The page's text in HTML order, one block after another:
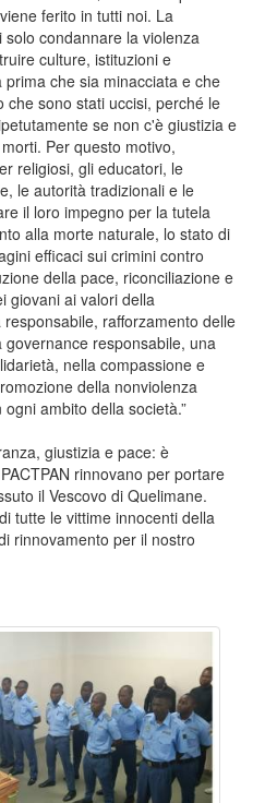
ferito in tutti noi. La
condannare la violenza
culture, istituzioni e
che sia minacciata e che
sono stati uccisi, perché le
se non c'è giustizia e
Per questo motivo,
religiosi, gli educatori, le
le autorità tradizionali e le
il loro impegno per la tutela
alla morte naturale, lo stato di
efficaci sui crimini contro
della pace, riconciliazione e
giovani ai valori della
rafforzamento delle
responsabile, una
nella compassione e
della nonviolenza
ambito della società.”
giustizia e pace: è
rinnovano per portare
il Vescovo di Quelimane.
tutte le vittime innocenti della
rinnovamento per il nostro